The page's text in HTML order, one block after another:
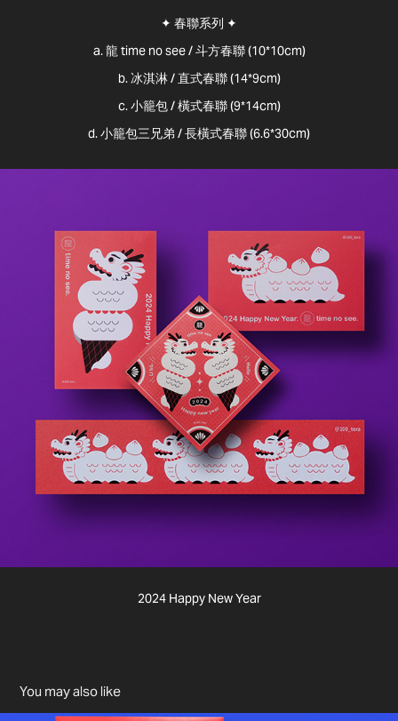
✦ 春聯系列 ✦
a. 龍 time no see / 斗方春聯 (10*10cm)
b. 冰淇淋 / 直式春聯 (14*9cm)
c. 小籠包 / 橫式春聯 (9*14cm)
d. 小籠包三兄弟 / 長橫式春聯 (6.6*30cm)
2024 Happy New Year
You may also like